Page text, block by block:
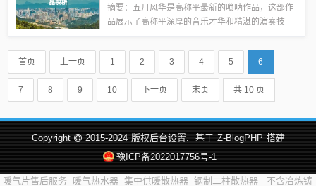
摘要：五月风华是高称平最新的唢呐作品，这部作
品展示了高称平深厚的音乐才华和精湛的演奏技
音乐特点以及表现方式等方面，展现高称平唢呐演
奏的独特魅力。该作品将成为五月音乐节的一大...
首页 上一页 1 2 3 4 5 6
7 8 9 10 下一页 末页 共 10 页
Copyright 2015-2024 版权后台设置. 基于 Z-BlogPHP 搭建
豫ICP备2022017756号-1
暖气片售后服务 暖气热水器 集中供暖散热器 钢制二柱散热器 不含冶炼铸